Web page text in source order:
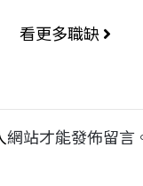
看更多職缺
網站才能發佈留言